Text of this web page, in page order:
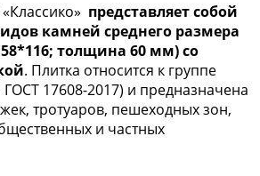
представляет собой
камней среднего размера
58*116; толщина 60 мм) со
. Плитка относится к группе
ГОСТ 17608-2017) и предназначена
тротуаров, пешеходных зон,
и частных